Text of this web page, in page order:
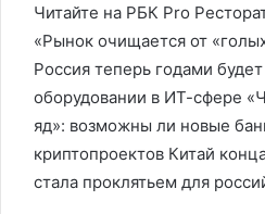
Читайте на РБК Pro
«Рынок очищается от
Россия теперь годами
оборудовании в ИТ-сфере
яд»: возможны ли новые
криптопроектов Китай
стала проклятьем для